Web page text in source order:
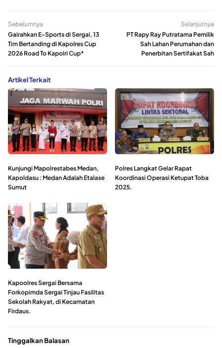
Sebelumnya
Gairahkan E-Sports di Sergai, 13
Tim Bertanding di Kapolres Cup
2026 Road To Kapolri Cup*
Selanjutnya
PT Rapy Ray Putratama Pemilik
Sah Lahan Perumahan dan
Penerbitan Sertifakat Sah
Artikel Terkait
Kunjungi Mapolrestabes Medan,
Kapoldasu : Medan Adalah Etalase
Sumut
Polres Langkat Gelar Rapat
Koordinasi Operasi Ketupat Toba
2025.
Kapoolres Sergai Bersama
Forkopimda Sergai Tinjau Fasilitas
Sekolah Rakyat, di Kecamatan
Firdaus.
Tinggalkan Balasan